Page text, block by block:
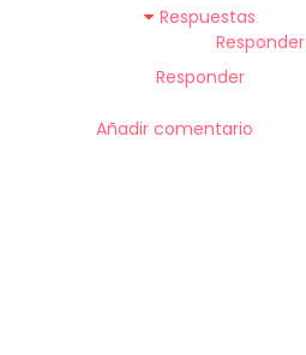
Respuestas
Responder
Responder
Añadir comentario